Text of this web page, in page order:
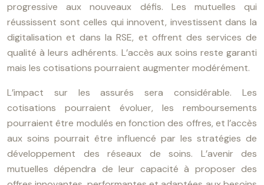
progressive aux nouveaux défis. Les mutuelles qui
réussissent sont celles qui innovent, investissent dans la
digitalisation et dans la RSE, et offrent des services de
qualité à leurs adhérents. L’accès aux soins reste garanti
mais les cotisations pourraient augmenter modérément.
L’impact sur les assurés sera considérable. Les
cotisations pourraient évoluer, les remboursements
pourraient être modulés en fonction des offres, et l’accès
aux soins pourrait être influencé par les stratégies de
développement des réseaux de soins. L’avenir des
mutuelles dépendra de leur capacité à proposer des